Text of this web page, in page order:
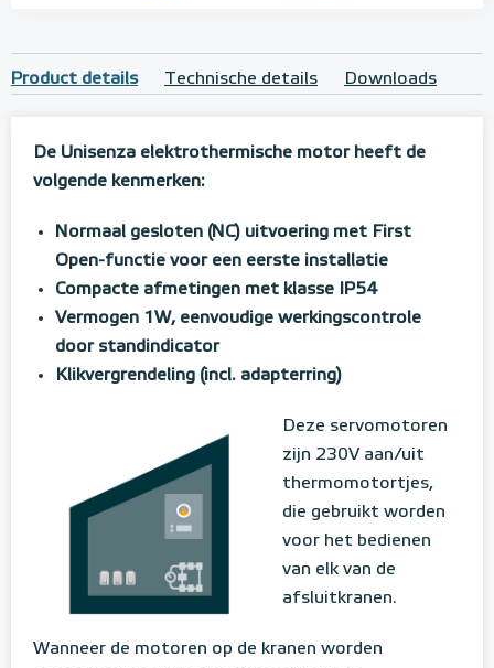
Product details Technische details Downloads
De Unisenza elektrothermische motor heeft de
volgende kenmerken:
Normaal gesloten (NC) uitvoering met First
Open-functie voor een eerste installatie
Compacte afmetingen met klasse IP54
Vermogen 1W, eenvoudige werkingscontrole
door standindicator
Klikvergrendeling (incl. adapterring)
Deze servomotoren
zijn 230V aan/uit
thermomotortjes,
die gebruikt worden
voor het bedienen
van elk van de
afsluitkranen.
Wanneer de motoren op de kranen worden